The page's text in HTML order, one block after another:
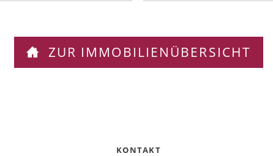
ZUR IMMOBILIENÜBERSICHT
KONTAKT